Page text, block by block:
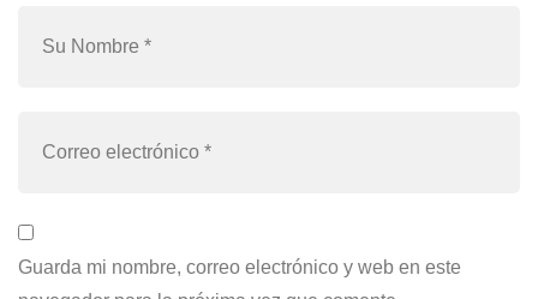
Guarda mi nombre, correo electrónico y web en este